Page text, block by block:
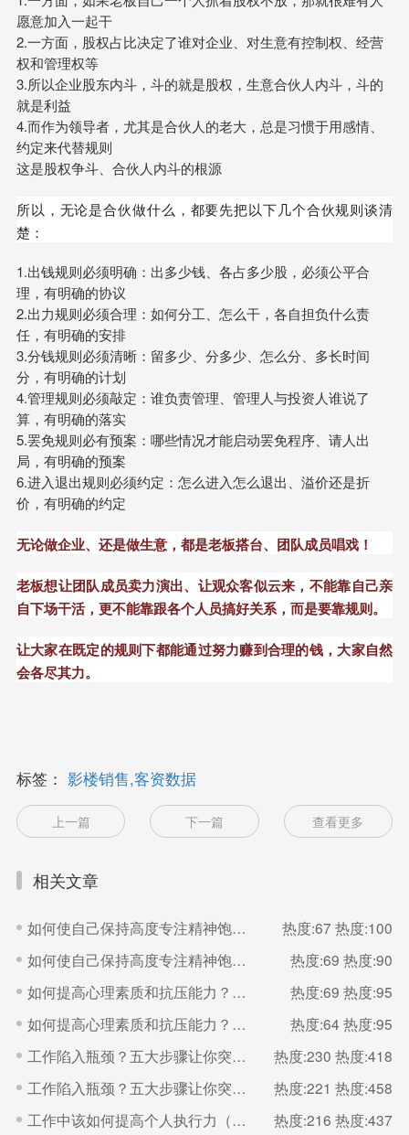
愿意加入一起干
2.一方面，股权占比决定了谁对企业、对生意有控制权、经营
权和管理权等
3.所以企业股东内斗，斗的就是股权，生意合伙人内斗，斗的
就是利益
4.而作为领导者，尤其是合伙人的老大，总是习惯于用感情、
约定来代替规则
这是股权争斗、合伙人内斗的根源
所以，无论是合伙做什么，都要先把以下几个合伙规则谈清
楚：
1.出钱规则必须明确：出多少钱、各占多少股，必须公平合
理，有明确的协议
2.出力规则必须合理：如何分工、怎么干，各自担负什么责
任，有明确的安排
3.分钱规则必须清晰：留多少、分多少、怎么分、多长时间
分，有明确的计划
4.管理规则必须敲定：谁负责管理、管理人与投资人谁说了
算，有明确的落实
5.罢免规则必有预案：哪些情况才能启动罢免程序、请人出
局，有明确的预案
6.进入退出规则必须约定：怎么进入怎么退出、溢价还是折
价，有明确的约定
无论做企业、还是做生意，都是老板搭台、团队成员唱戏！
老板想让团队成员卖力演出、让观众客似云来，不能靠自己亲
自下场干活，更不能靠跟各个人员搞好关系，而是要靠规则。
让大家在既定的规则下都能通过努力赚到合理的钱，大家自然
会各尽其力。
标签： 影楼销售,客资数据
上一篇 下一篇 查看更多
相关文章
如何使自己保持高度专注精神饱满的状态？（二） 热度:67 热度:100
如何使自己保持高度专注精神饱满的状态？（一）
热度:69 热度:90
如何提高心理素质和抗压能力？（二）
热度:69 热度:95
如何提高心理素质和抗压能力？（一）
热度:64 热度:95
工作陷入瓶颈？五大步骤让你突破（二）
热度:230 热度:418
工作陷入瓶颈？五大步骤让你突破（一）
热度:221 热度:458
工作中该如何提高个人执行力（二）
热度:216 热度:437